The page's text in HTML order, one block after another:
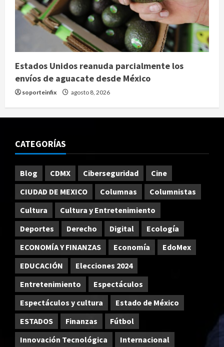
Estados Unidos reanuda parcialmente los
envíos de aguacate desde México
soporteinfix agosto 8, 2026
CATEGORÍAS
Blog CDMX Ciberseguridad
Cine
CIUDAD DE MEXICO
Columnas
Columnistas
Cultura
Cultura y Entretenimiento
Deportes
Derecho Digital
Ecología
ECONOMÍA Y FINANZAS
Economía
EdoMex
EDUCACIÓN
Elecciones 2024
Entretenimiento
Espectáculos
Espectáculos y cultura
Estado de México
ESTADOS
Finanzas
Fútbol
Innovación Tecnológica
Internacional